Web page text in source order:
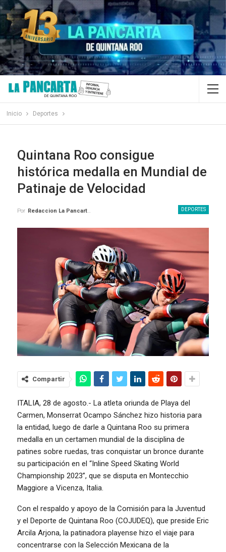
Inicio Deportes
Quintana Roo consigue
histórica medalla en Mundial de
Patinaje de Velocidad
DEPORTES
Por Redaccion La Pancarta De Quintana Roo
Compartir
ITALIA, 28 de agosto.- La atleta oriunda de Playa del
Carmen, Monserrat Ocampo Sánchez hizo historia para
la entidad, luego de darle a Quintana Roo su primera
medalla en un certamen mundial de la disciplina de
patines sobre ruedas, tras conquistar un bronce durante
su participación en el “Inline Speed Skating World
Championship 2023”, que se disputa en Montecchio
Maggiore a Vicenza, Italia.
Con el respaldo y apoyo de la Comisión para la Juventud
y el Deporte de Quintana Roo (COJUDEQ), que preside Eric
Arcila Arjona, la patinadora playense hizo el viaje para
concentrarse con la Selección Mexicana de la